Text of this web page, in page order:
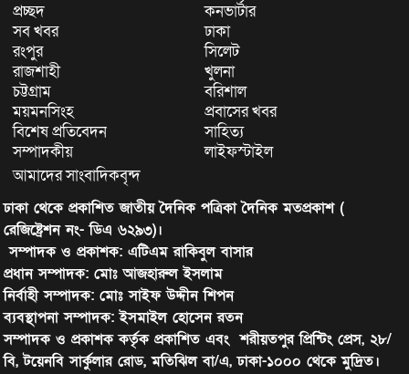
প্রচ্ছদ
কনভার্টার
সব খবর
ঢাকা
রংপুর
সিলেট
রাজশাহী
খুলনা
চট্টগ্রাম
বরিশাল
ময়মনসিংহ
প্রবাসের খবর
বিশেষ প্রতিবেদন
সাহিত্য
সম্পাদকীয়
লাইফস্টাইল
আমাদের সাংবাদিকবৃন্দ
ঢাকা থেকে প্রকাশিত জাতীয় দৈনিক পত্রিকা দৈনিক মতপ্রকাশ (
রেজিষ্ট্রেশন নং- ডিএ ৬২৯৩)।
সম্পাদক ও প্রকাশক: এটিএম রাকিবুল বাসার
প্রধান সম্পাদক: মোঃ আজহারুল ইসলাম
নির্বাহী সম্পাদক: মোঃ সাইফ উদ্দীন শিপন
ব্যবস্থাপনা সম্পাদক: ইসমাইল হোসেন রতন
সম্পাদক ও প্রকাশক কর্তৃক প্রকাশিত এবং শরীয়তপুর প্রিন্টিং প্রেস, ২৮/
বি, টয়েনবি সার্কুলার রোড, মতিঝিল বা/এ, ঢাকা-১০০০ থেকে মুদ্রিত।